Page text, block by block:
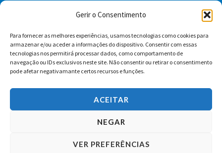
Gerir o Consentimento
Para fornecer as melhores experiências, usamos tecnologias como cookies para
armazenar e/ou aceder a informações do dispositivo. Consentir com essas
tecnologias nos permitirá processar dados, como comportamento de
navegação ou IDs exclusivos neste site. Não consentir ou retirar o consentimento
pode afetar negativamante certos recursos e funções.
ACEITAR
NEGAR
VER PREFERÊNCIAS
Facebook YouTube Instagram
Whatsapp
Condições Gerais de Venda
Copyright © 2026 Edições Colibri